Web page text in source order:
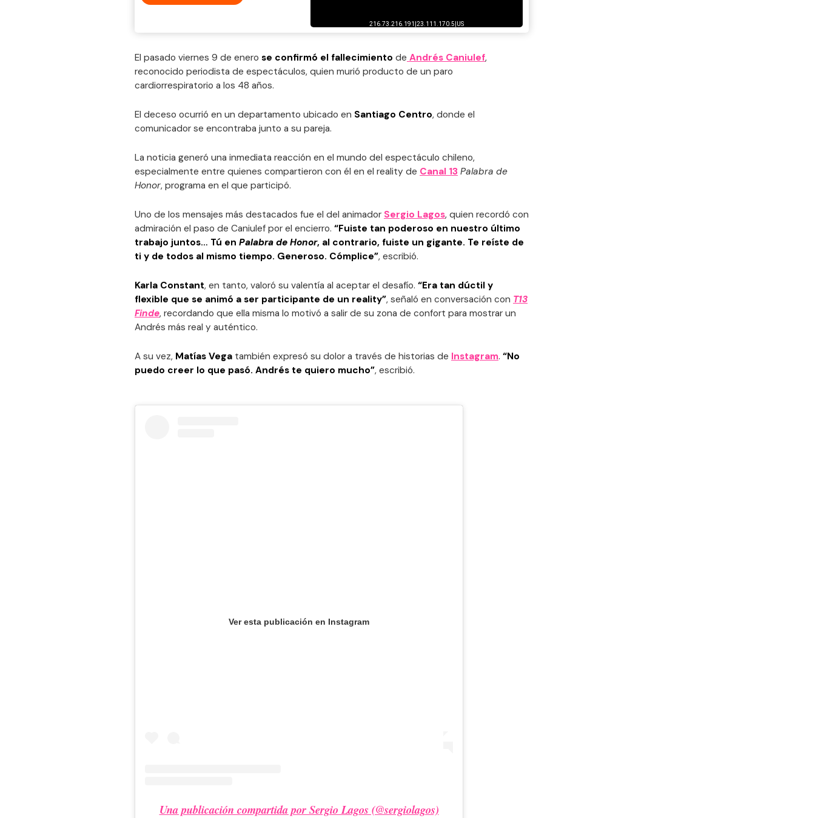
El pasado viernes 9 de enero se confirmó el fallecimiento de Andrés Caniulef,
reconocido periodista de espectáculos, quien murió producto de un paro
cardiorrespiratorio a los 48 años.
El deceso ocurrió en un departamento ubicado en Santiago Centro, donde el
comunicador se encontraba junto a su pareja.
La noticia generó una inmediata reacción en el mundo del espectáculo chileno,
especialmente entre quienes compartieron con él en el reality de Canal 13 Palabra de
Honor, programa en el que participó.
Uno de los mensajes más destacados fue el del animador Sergio Lagos, quien recordó con
admiración el paso de Caniulef por el encierro. “Fuiste tan poderoso en nuestro último
trabajo juntos… Tú en Palabra de Honor, al contrario, fuiste un gigante. Te reíste de
ti y de todos al mismo tiempo. Generoso. Cómplice”, escribió.
Karla Constant, en tanto, valoró su valentía al aceptar el desafío. “Era tan dúctil y
flexible que se animó a ser participante de un reality”, señaló en conversación con T13
Finde, recordando que ella misma lo motivó a salir de su zona de confort para mostrar un
Andrés más real y auténtico.
A su vez, Matías Vega también expresó su dolor a través de historias de Instagram. “No
puedo creer lo que pasó. Andrés te quiero mucho”, escribió.
Ver esta publicación en Instagram
Una publicación compartida por Sergio Lagos (@sergiolagos)